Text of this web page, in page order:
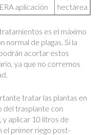
aplicación
hectárea
es el máximo
normal de plagas. Si la
acortar estos
ya que no corremos
tratar las plantas en
del trasplante con
aplicar 10 litros de
el primer riego post-